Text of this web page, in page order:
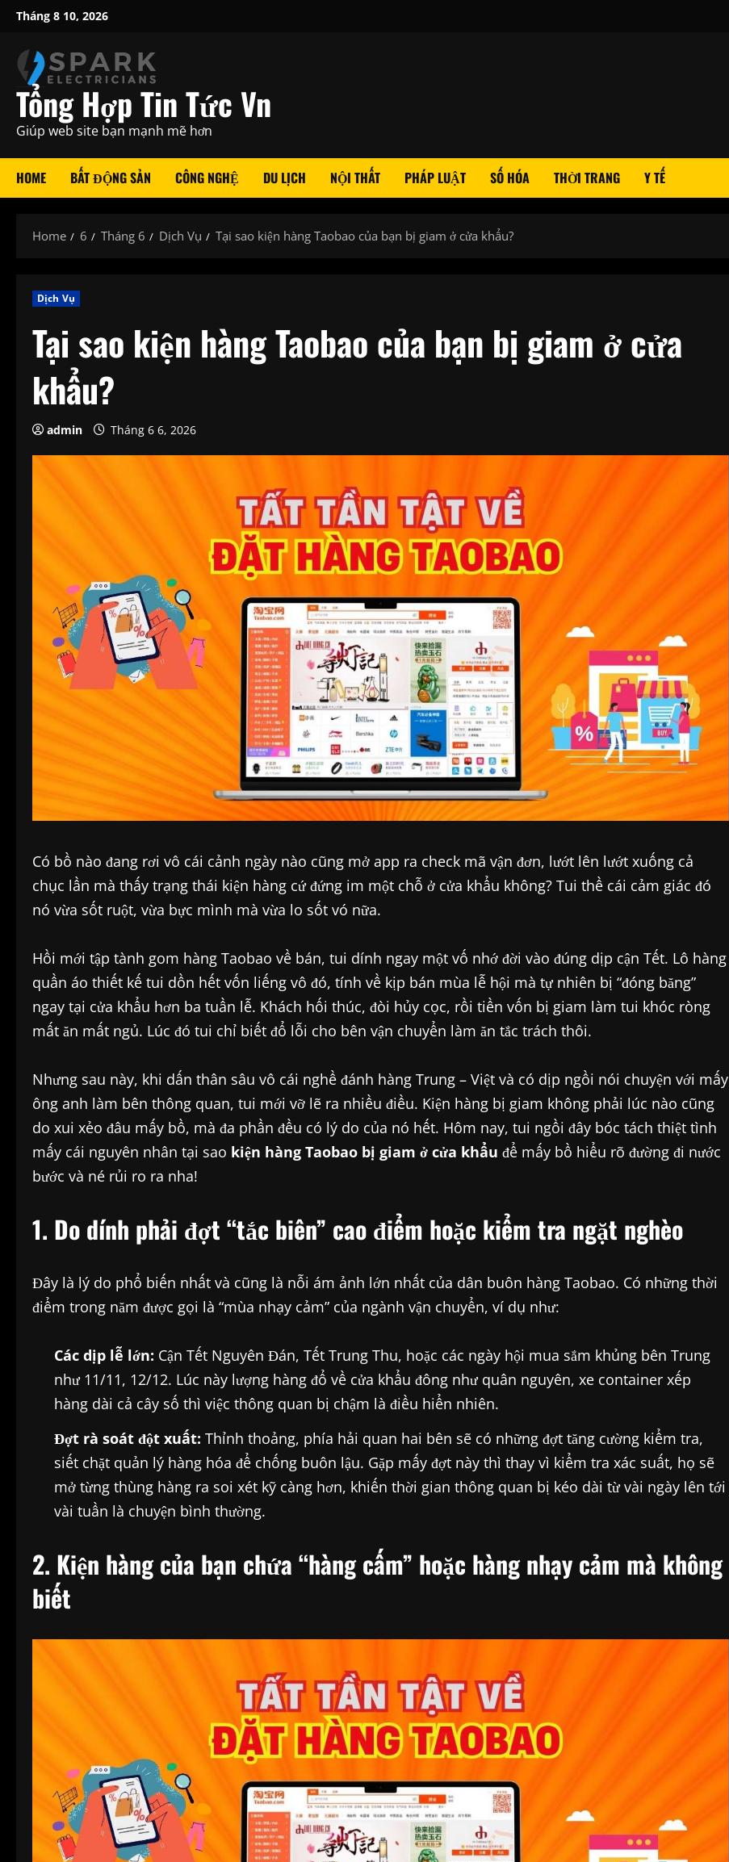
Skip
content
Tháng 8 10, 2026
Tổng Hợp Tin Tức Vn
Giúp web site bạn mạnh mẽ hơn
HOME BẤT ĐỘNG SẢN CÔNG NGHỆ DU LỊCH NỘI THẤT PHÁP LUẬT SỐ HÓA THỜI TRANG Y TẾ
Home 6 Tháng 6 Dịch Vụ Tại sao kiện hàng Taobao của bạn bị giam ở cửa khẩu?
Dịch Vụ
Tại sao kiện hàng Taobao của bạn bị giam ở cửa
khẩu?
admin Tháng 6 6, 2026
Có bồ nào đang rơi vô cái cảnh ngày nào cũng mở app ra check mã vận đơn, lướt lên lướt xuống cả
chục lần mà thấy trạng thái kiện hàng cứ đứng im một chỗ ở cửa khẩu không? Tui thề cái cảm giác đó
nó vừa sốt ruột, vừa bực mình mà vừa lo sốt vó nữa.
Hồi mới tập tành gom hàng Taobao về bán, tui dính ngay một vố nhớ đời vào đúng dịp cận Tết. Lô hàng
quần áo thiết kế tui dồn hết vốn liếng vô đó, tính về kịp bán mùa lễ hội mà tự nhiên bị “đóng băng”
ngay tại cửa khẩu hơn ba tuần lễ. Khách hối thúc, đòi hủy cọc, rồi tiền vốn bị giam làm tui khóc ròng
mất ăn mất ngủ. Lúc đó tui chỉ biết đổ lỗi cho bên vận chuyển làm ăn tắc trách thôi.
Nhưng sau này, khi dấn thân sâu vô cái nghề đánh hàng Trung – Việt và có dịp ngồi nói chuyện với mấy
ông anh làm bên thông quan, tui mới vỡ lẽ ra nhiều điều. Kiện hàng bị giam không phải lúc nào cũng
do xui xẻo đâu mấy bồ, mà đa phần đều có lý do của nó hết. Hôm nay, tui ngồi đây bóc tách thiệt tình
mấy cái nguyên nhân tại sao kiện hàng Taobao bị giam ở cửa khẩu để mấy bồ hiểu rõ đường đi nước
bước và né rủi ro ra nha!
1. Do dính phải đợt “tắc biên” cao điểm hoặc kiểm tra ngặt nghèo
Đây là lý do phổ biến nhất và cũng là nỗi ám ảnh lớn nhất của dân buôn hàng Taobao. Có những thời
điểm trong năm được gọi là “mùa nhạy cảm” của ngành vận chuyển, ví dụ như:
Các dịp lễ lớn: Cận Tết Nguyên Đán, Tết Trung Thu, hoặc các ngày hội mua sắm khủng bên Trung
như 11/11, 12/12. Lúc này lượng hàng đổ về cửa khẩu đông như quân nguyên, xe container xếp
hàng dài cả cây số thì việc thông quan bị chậm là điều hiển nhiên.
Đợt rà soát đột xuất: Thỉnh thoảng, phía hải quan hai bên sẽ có những đợt tăng cường kiểm tra,
siết chặt quản lý hàng hóa để chống buôn lậu. Gặp mấy đợt này thì thay vì kiểm tra xác suất, họ sẽ
mở từng thùng hàng ra soi xét kỹ càng hơn, khiến thời gian thông quan bị kéo dài từ vài ngày lên tới
vài tuần là chuyện bình thường.
2. Kiện hàng của bạn chứa “hàng cấm” hoặc hàng nhạy cảm mà không
biết